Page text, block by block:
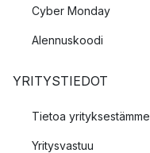
Cyber Monday
Alennuskoodi
YRITYSTIEDOT
Tietoa yrityksestämme
Yritysvastuu